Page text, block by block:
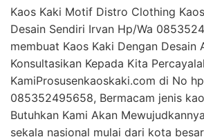
Kaos Kaki Motif Distro Clothing
Desain Sendiri Irvan Hp/Wa
membuat Kaos Kaki Dengan Desain
Konsultasikan Kepada Kita
KamiProsusenkaoskaki.com di No
085352495658, Bermacam jenis
Butuhkan Kami Akan
sekala nasional mulai dari kota